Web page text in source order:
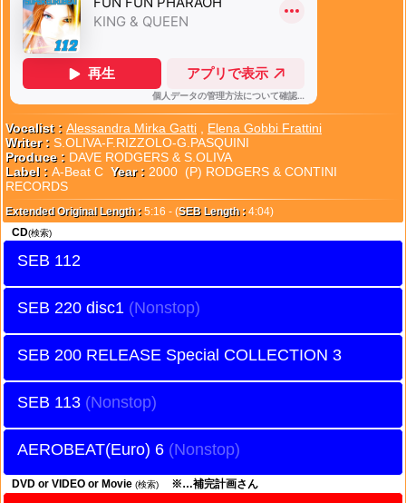
Vocalist : Alessandra Mirka Gatti
Elena Gobbi Frattini
Writer : S.OLIVA-F.RIZZOLO-G.PASQUINI
Produce : DAVE RODGERS & S.OLIVA
Label : A-Beat C Year : 2000 (P) RODGERS & CONTINI
RECORDS
Extended Original Length : 5:16 - (SEB Length : 4:04)
CD(検索)
SEB 112
SEB 220 disc1
SEB 200 RELEASE Special COLLECTION 3
SEB 113
AEROBEAT(Euro) 6
DVD or VIDEO or Movie (検索) ※…補完計画さん